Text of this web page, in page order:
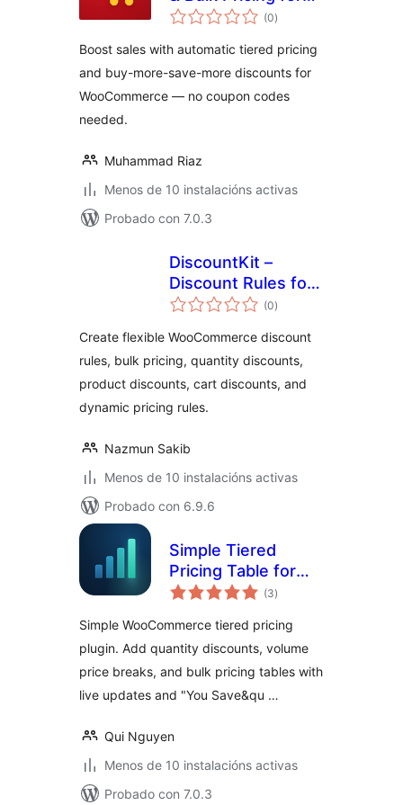
WooCommerce
(0valoracións
totais
)
Boost sales with automatic tiered pricing
and buy-more-save-more discounts for
WooCommerce — no coupon codes
needed.
Muhammad Riaz
Menos de 10 instalacións activas
Probado con 7.0.3
DiscountKit –
Discount Rules for
WooCommerce
(0valoracións
totais
)
Create flexible WooCommerce discount
rules, bulk pricing, quantity discounts,
product discounts, cart discounts, and
dynamic pricing rules.
Nazmun Sakib
Menos de 10 instalacións activas
Probado con 6.9.6
Simple Tiered
Pricing Table for
WooCommerce
(3valoracións
totais
)
Simple WooCommerce tiered pricing
plugin. Add quantity discounts, volume
price breaks, and bulk pricing tables with
live updates and "You Save&qu …
Qui Nguyen
Menos de 10 instalacións activas
Probado con 7.0.3